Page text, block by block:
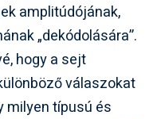
amplitúdójának,
„dekódolására”.
hogy a sejt
válaszokat
milyen típusú és